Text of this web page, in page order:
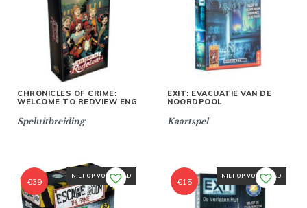
CHRONICLES OF CRIME:
WELCOME TO REDVIEW ENG
Speluitbreiding
EXIT: EVACUATIE VAN DE
NOORDPOOL
Kaartspel
NIET OP VOORRAAD
€39
NIET OP VOORRAAD
€15